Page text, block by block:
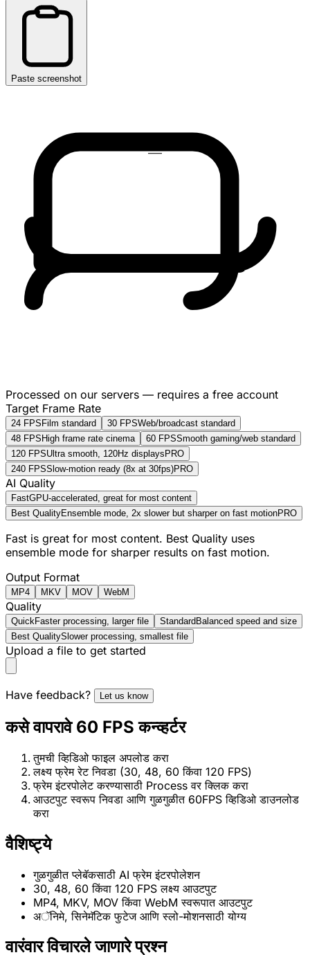
Paste screenshot
Processed on our servers — requires a free account
Target Frame Rate
24 FPS Film standard 30 FPSWeb/broadcast standard
48 FPS High frame rate cinema 60 FPSSmooth gaming/web standard
120 FPSUltra smooth, 120Hz displays PRO
240 FPSSlow-motion ready (8x at 30fps)PRO
AI Quality
FastGPU-accelerated, great for most content
Best QualityEnsemble mode, 2x slower but sharper on fast motionPRO
Fast is great for most content. Best Quality uses
ensemble mode for sharper results on fast motion.
Output Format
MP4 MKV MOV WebM
Quality
Quick Faster processing, larger file Standard Balanced speed and size
Best QualitySlower processing, smallest file
Upload a file to get started
Have feedback? Let us know
कसे वापरावे 60 FPS कन्व्हर्टर
तुमची व्हिडिओ फाइल अपलोड करा
लक्ष्य फ्रेम रेट निवडा (30, 48, 60 किंवा 120 FPS)
फ्रेम इंटरपोलेट करण्यासाठी Process वर क्लिक करा
आउटपुट स्वरूप निवडा आणि गुळगुळीत 60FPS व्हिडिओ डाउनलोड
करा
वैशिष्ट्ये
गुळगुळीत प्लेबॅकसाठी AI फ्रेम इंटरपोलेशन
30, 48, 60 किंवा 120 FPS लक्ष्य आउटपुट
MP4, MKV, MOV किंवा WebM स्वरूपात आउटपुट
अॅनिमे, सिनेमॅटिक फुटेज आणि स्लो-मोशनसाठी योग्य
वारंवार विचारले जाणारे प्रश्न